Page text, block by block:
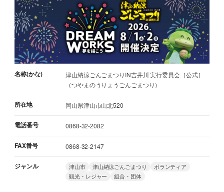
名称(かな)
津山納涼ごんごまつりIN吉井川 実行委員会［公式］
（つやまのうりょうごんごまつり）
所在地 岡山県津山市山北520
電話番号 0868-32-2082
FAX番号 0868-32-2147
ジャンル 津山市 津山納涼ごんごまつり
ボランティア
観光・レジャー
組合・団体